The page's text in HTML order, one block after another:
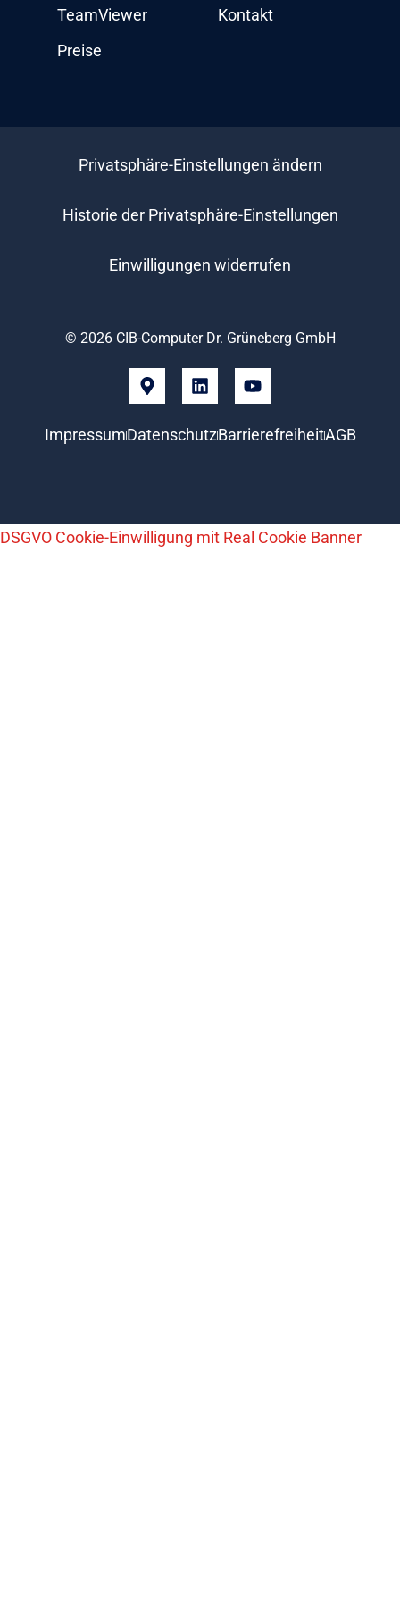
TeamViewer
Preise
Kontakt
Privatsphäre-Einstellungen ändern
Historie der Privatsphäre-Einstellungen
Einwilligungen widerrufen
© 2026 CIB-Computer Dr. Grüneberg GmbH
ImpressumDatenschutzBarrierefreiheitAGB
DSGVO Cookie-Einwilligung mit Real Cookie Banner